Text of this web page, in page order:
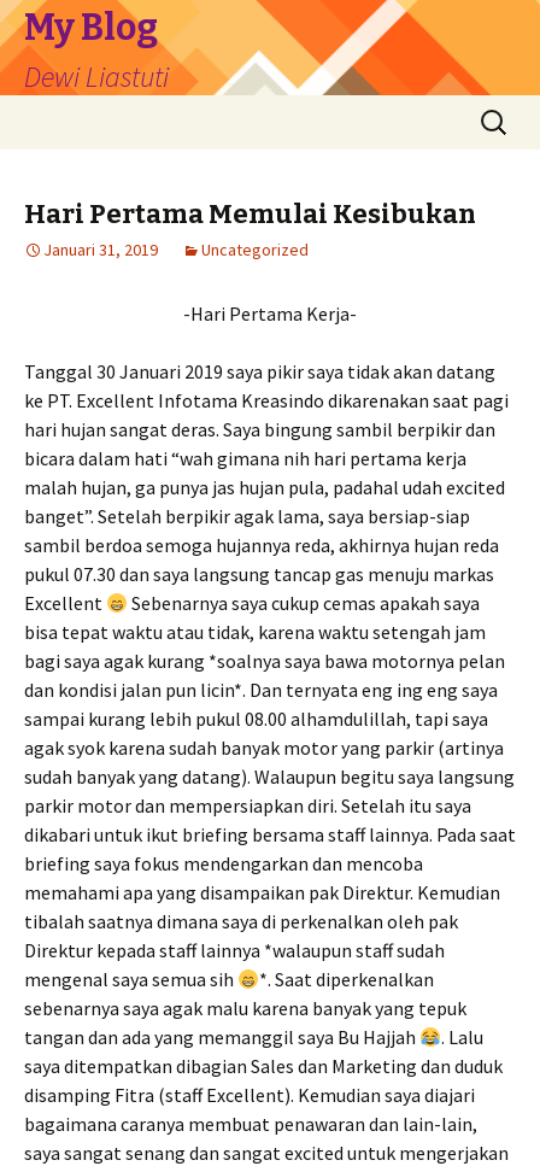
My Blog
Dewi Liastuti
Cari
untuk:
Hari Pertama Memulai Kesibukan
Januari 31, 2019 Uncategorized
-Hari Pertama Kerja-
Tanggal 30 Januari 2019 saya pikir saya tidak akan datang
ke PT. Excellent Infotama Kreasindo dikarenakan saat pagi
hari hujan sangat deras. Saya bingung sambil berpikir dan
bicara dalam hati “wah gimana nih hari pertama kerja
malah hujan, ga punya jas hujan pula, padahal udah excited
banget”. Setelah berpikir agak lama, saya bersiap-siap
sambil berdoa semoga hujannya reda, akhirnya hujan reda
pukul 07.30 dan saya langsung tancap gas menuju markas
Excellent
Sebenarnya saya cukup cemas apakah saya
bisa tepat waktu atau tidak, karena waktu setengah jam
bagi saya agak kurang *soalnya saya bawa motornya pelan
dan kondisi jalan pun licin*. Dan ternyata eng ing eng saya
sampai kurang lebih pukul 08.00 alhamdulillah, tapi saya
agak syok karena sudah banyak motor yang parkir (artinya
sudah banyak yang datang). Walaupun begitu saya langsung
parkir motor dan mempersiapkan diri. Setelah itu saya
dikabari untuk ikut briefing bersama staff lainnya. Pada saat
briefing saya fokus mendengarkan dan mencoba
memahami apa yang disampaikan pak Direktur. Kemudian
tibalah saatnya dimana saya di perkenalkan oleh pak
Direktur kepada staff lainnya *walaupun staff sudah
mengenal saya semua sih
*. Saat diperkenalkan
sebenarnya saya agak malu karena banyak yang tepuk
tangan dan ada yang memanggil saya Bu Hajjah
. Lalu
saya ditempatkan dibagian Sales dan Marketing dan duduk
disamping Fitra (staff Excellent). Kemudian saya diajari
bagaimana caranya membuat penawaran dan lain-lain,
saya sangat senang dan sangat excited untuk mengerjakan